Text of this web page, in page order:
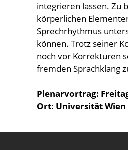
integrieren lassen. Zu
körperlichen
Sprechrhythmus
können. Trotz seiner
noch vor Korrekturen
fremden Sprachklang
Plenarvortrag:
Ort: Universität Wien